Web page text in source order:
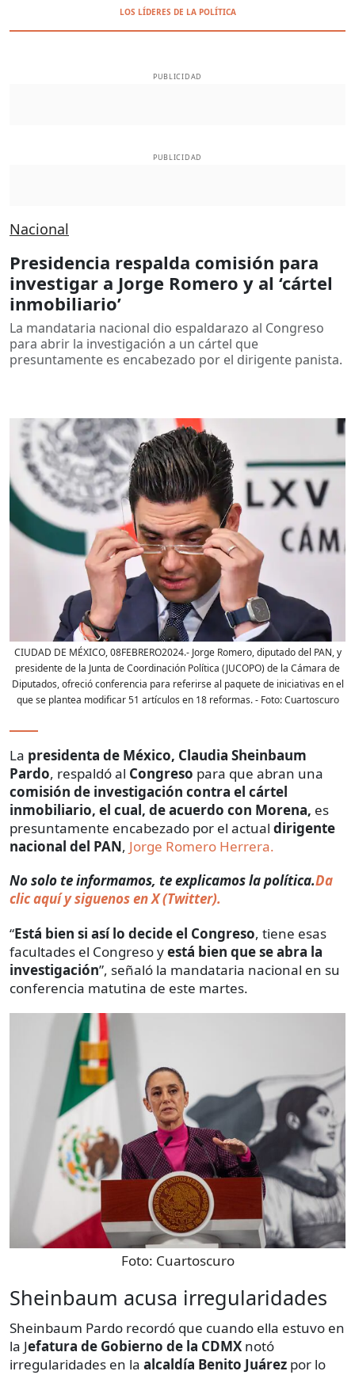
LOS LÍDERES DE LA POLÍTICA
PUBLICIDAD
PUBLICIDAD
Nacional
Presidencia respalda comisión para
investigar a Jorge Romero y al ‘cártel
inmobiliario’
La mandataria nacional dio espaldarazo al Congreso
para abrir la investigación a un cártel que
presuntamente es encabezado por el dirigente panista.
CIUDAD DE MÉXICO, 08FEBRERO2024.- Jorge Romero, diputado del PAN, y
presidente de la Junta de Coordinación Política (JUCOPO) de la Cámara de
Diputados, ofreció conferencia para referirse al paquete de iniciativas en el
que se plantea modificar 51 artículos en 18 reformas.- Foto:Cuartoscuro
La presidenta de México, Claudia Sheinbaum
Pardo, respaldó al Congreso para que abran una
comisión de investigación contra el cártel
inmobiliario, el cual, de acuerdo con Morena, es
presuntamente encabezado por el actual dirigente
nacional del PAN, Jorge Romero Herrera.
No solo te informamos, te explicamos la política.Da
clic aquí y siguenos en X (Twitter).
“Está bien si así lo decide el Congreso, tiene esas
facultades el Congreso yestá bien que se abra la
investigación”, señaló la mandataria nacional en su
conferencia matutina de este martes.
Foto: Cuartoscuro
Sheinbaum acusa irregularidades
Sheinbaum Pardo recordó que cuando ella estuvo en
la Jefatura de Gobierno de la CDMX notó
irregularidades en la alcaldía Benito Juárez por lo